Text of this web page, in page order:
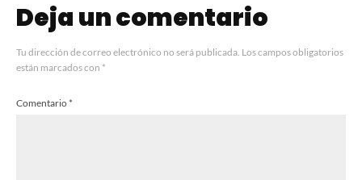
Deja un comentario
Tu dirección de correo electrónico no será publicada. Los campos obligatorios
están marcados con *
Comentario*